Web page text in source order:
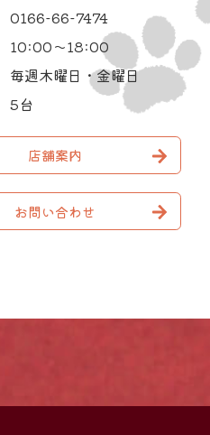
0166-66-7474
10:00～18:00
毎週木曜日・金曜日
5台
店舗案内
お問い合わせ